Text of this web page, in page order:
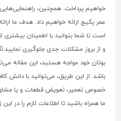
خواهیم پرداخت. همچنین،
عمر پکیج ارائه خواهیم داد. هدف ما
است تا شما بتوانید با اطمینان بیشتری
و از بروز مشکلات جدی جلوگیری
بوتان خود مواجه هستید، این مقاله
باشد. از این طریق، می‌توانید با دانش
خصوص تعمیر، تعویض قطعات و یا
ما همراه باشید تا اطلاعات لازم را در